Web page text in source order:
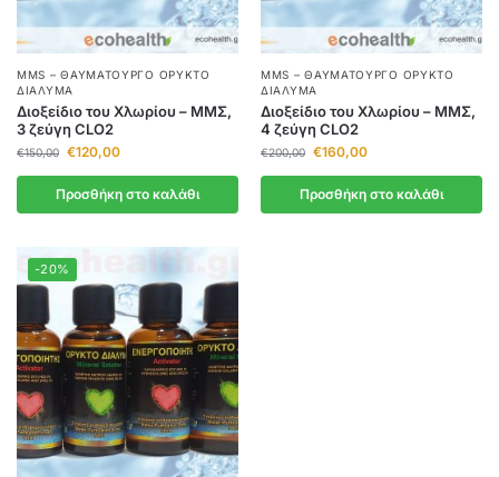
MMS – ΘΑΥΜΑΤΟΥΡΓΌ ΟΡΥΚΤΌ
ΔΙΆΛΥΜΑ
Διοξείδιο του Χλωρίου – ΜΜΣ,
3 ζεύγη CLO2
€150,00 €120,00
Προσθήκη στο καλάθι
MMS – ΘΑΥΜΑΤΟΥΡΓΌ ΟΡΥΚΤΌ
ΔΙΆΛΥΜΑ
Διοξείδιο του Χλωρίου – ΜΜΣ,
4 ζεύγη CLO2
€200,00 €160,00
Προσθήκη στο καλάθι
-20%